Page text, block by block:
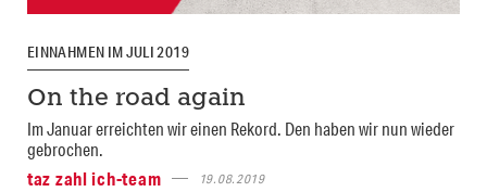
EINNAHMEN IM JULI 2019
On the road again
Im Januar erreichten wir einen Rekord. Den haben wir nun wieder
gebrochen.
taz zahl ich-team
19.08.2019